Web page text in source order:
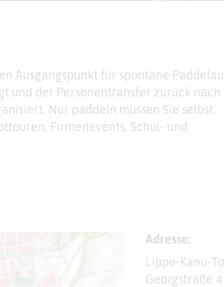
Ausgangspunkt für spontane
und der Personentransfer zurück nach
Nur paddeln müssen Sie selbst.
Firmenevents, Schul- und
Adresse:
Lippe-Kanu-
Georgstraße 4